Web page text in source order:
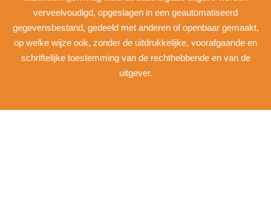
verveelvoudigd, opgeslagen in een geautomatiseerd
gegevensbestand, gedeeld met anderen of openbaar gemaakt,
op welke wijze ook, zonder de uitdrukkelijke, voorafgaande en
schriftelijke toestemming van de rechthebbende en van de
uitgever.